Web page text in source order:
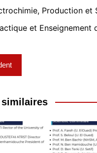
Production et
et Enseignement